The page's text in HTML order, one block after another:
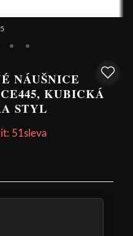
NÁUŠNICE
KUBICKÁ
STYL
51sleva